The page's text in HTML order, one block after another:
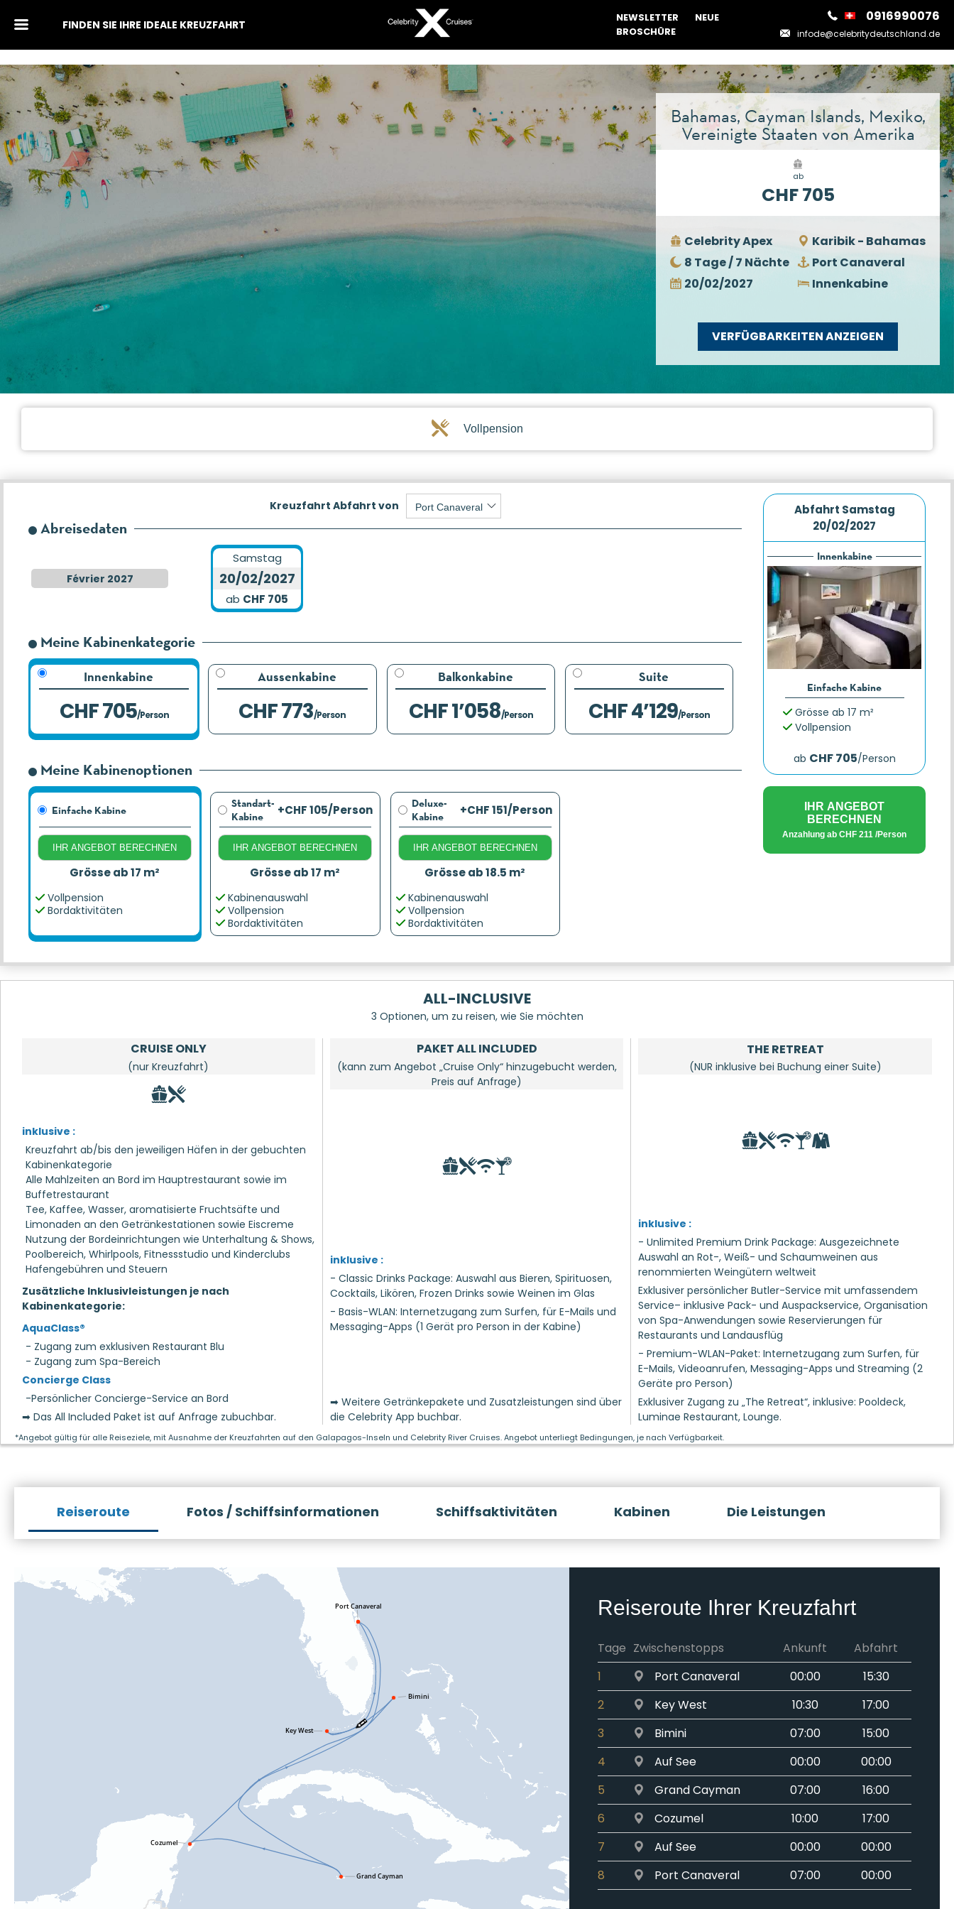
FINDEN SIE IHRE IDEALE KREUZFAHRT NEWSLETTER
NEUE
BROSCHÜRE
0916990076
infode@celebritydeutschland.de
Bahamas, Cayman Islands, Mexiko,
Vereinigte Staaten von Amerika
ab
CHF 705
Celebrity Apex
Karibik - Bahamas
8 Tage / 7 Nächte
Port Canaveral
20/02/2027
Innenkabine
VERFÜGBARKEITEN ANZEIGEN
Vollpension
Kreuzfahrt Abfahrt von
Abreisedaten
Février 2027
Samstag
20/02/2027
ab CHF 705
Meine Kabinenkategorie
Innenkabine
CHF 705/Person
Aussenkabine
CHF 773/Person
Balkonkabine
CHF 1’058/Person
Suite
CHF 4’129/Person
Meine Kabinenoptionen
Einfache Kabine
IHR ANGEBOT BERECHNEN
Grösse ab 17 m²
Vollpension
Bordaktivitäten
Standart-
Kabine
+CHF 105/Person
IHR ANGEBOT BERECHNEN
Grösse ab 17 m²
Kabinenauswahl
Vollpension
Bordaktivitäten
Deluxe-
Kabine
+CHF 151/Person
IHR ANGEBOT BERECHNEN
Grösse ab 18.5 m²
Kabinenauswahl
Vollpension
Bordaktivitäten
Abfahrt Samstag
20/02/2027
Innenkabine
Einfache Kabine
Grösse ab 17 m²
Vollpension
ab CHF 705/Person
IHR ANGEBOT
BERECHNEN
Anzahlung abCHF 211 /Person
ALL-INCLUSIVE
3 Optionen, um zu reisen, wie Sie möchten
CRUISE ONLY
(nur Kreuzfahrt)
inklusive :
Kreuzfahrt ab/bis den jeweiligen Häfen in der gebuchten
Kabinenkategorie
Alle Mahlzeiten an Bord im Hauptrestaurant sowie im
Buffetrestaurant
Tee, Kaffee, Wasser, aromatisierte Fruchtsäfte und
Limonaden an den Getränkestationen sowie Eiscreme
Nutzung der Bordeinrichtungen wie Unterhaltung & Shows,
Poolbereich, Whirlpools, Fitnessstudio und Kinderclubs
Hafengebühren und Steuern
Zusätzliche Inklusivleistungen je nach
Kabinenkategorie:
AquaClass®
- Zugang zum exklusiven Restaurant Blu
- Zugang zum Spa-Bereich
Concierge Class
-Persönlicher Concierge-Service an Bord
➡ Das All Included Paket ist auf Anfrage zubuchbar.
PAKET ALL INCLUDED
(kann zum Angebot „Cruise Only“ hinzugebucht werden,
Preis auf Anfrage)
inklusive :
- Classic Drinks Package: Auswahl aus Bieren, Spirituosen,
Cocktails, Likören, Frozen Drinks sowie Weinen im Glas
- Basis-WLAN: Internetzugang zum Surfen, für E-Mails und
Messaging-Apps (1 Gerät pro Person in der Kabine)
➡ Weitere Getränkepakete und Zusatzleistungen sind über
die Celebrity App buchbar.
THE RETREAT
(NUR inklusive bei Buchung einer Suite)
inklusive :
- Unlimited Premium Drink Package: Ausgezeichnete
Auswahl an Rot-, Weiß- und Schaumweinen aus
renommierten Weingütern weltweit
Exklusiver persönlicher Butler-Service mit umfassendem
Service– inklusive Pack- und Auspackservice, Organisation
von Spa-Anwendungen sowie Reservierungen für
Restaurants und Landausflüg
- Premium-WLAN-Paket: Internetzugang zum Surfen, für
E-Mails, Videoanrufen, Messaging-Apps und Streaming (2
Geräte pro Person)
Exklusiver Zugang zu „The Retreat“, inklusive: Pooldeck,
Luminae Restaurant, Lounge.
*Angebot gültig für alle Reiseziele, mit Ausnahme der Kreuzfahrten auf den Galapagos-Inseln und Celebrity River Cruises. Angebot unterliegt Bedingungen, je nach Verfügbarkeit.
Reiseroute Fotos / Schiffsinformationen Schiffsaktivitäten Kabinen Die Leistungen
Reiseroute Ihrer Kreuzfahrt
Tage Zwischenstopps Ankunft
Abfahrt
1
Port Canaveral 00:00
15:30
2
Key West 10:30
17:00
3
Bimini 07:00
15:00
4
Auf See 00:00
00:00
5
Grand Cayman 07:00
16:00
6
Cozumel 10:00
17:00
7
Auf See 00:00
00:00
8
Port Canaveral 07:00 00:00